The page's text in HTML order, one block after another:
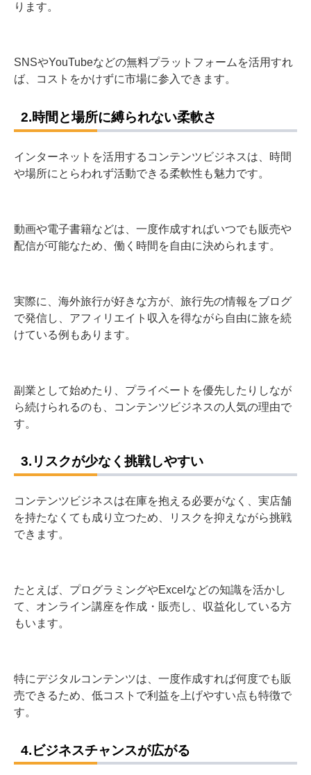
ります。
SNSやYouTubeなどの無料プラットフォームを活用すれ
ば、コストをかけずに市場に参入できます。
2.時間と場所に縛られない柔軟さ
インターネットを活用するコンテンツビジネスは、時間
や場所にとらわれず活動できる柔軟性も魅力です。
動画や電子書籍などは、一度作成すればいつでも販売や
配信が可能なため、働く時間を自由に決められます。
実際に、海外旅行が好きな方が、旅行先の情報をブログ
で発信し、アフィリエイト収入を得ながら自由に旅を続
けている例もあります。
副業として始めたり、プライベートを優先したりしなが
ら続けられるのも、コンテンツビジネスの人気の理由で
す。
3.リスクが少なく挑戦しやすい
コンテンツビジネスは在庫を抱える必要がなく、実店舗
を持たなくても成り立つため、リスクを抑えながら挑戦
できます。
たとえば、プログラミングやExcelなどの知識を活かし
て、オンライン講座を作成・販売し、収益化している方
もいます。
特にデジタルコンテンツは、一度作成すれば何度でも販
売できるため、低コストで利益を上げやすい点も特徴で
す。
4.ビジネスチャンスが広がる